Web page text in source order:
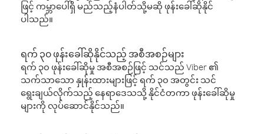
ဖြင့် ကမ္ဘာပေါ်ရှိ မည်သည့်နံပါတ်သို့မဆို ဖုန်းခေါ်ဆိုနိုင်
ပါသည်။
ရက် ၃၀ ဖုန်းခေါ်ဆိုနိုင်သည့် အစီအစဉ်များ
ရက် ၃၀ ဖုန်းခေါ်ဆိုမှု အစီအစဉ်ဖြင့် သင်သည် Viber ၏
သက်သာသော နှုန်းထားများဖြင့် ရက် ၃၀ အတွင်း သင်
ရွေးချယ်လိုက်သည့် နေရာဒေသသို့ နိုင်ငံတကာ ဖုန်းခေါ်ဆိုမှု
များကို လုပ်ဆောင်နိုင်သည်။